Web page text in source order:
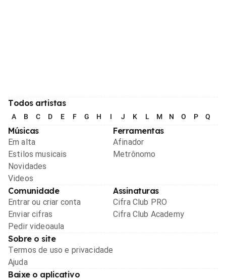
Todos artistas
A B C D E F G H I J K L M N O P Q
Músicas
Em alta
Estilos musicais
Novidades
Videos
Ferramentas
Afinador
Metrônomo
Comunidade
Entrar ou criar conta
Enviar cifras
Pedir videoaula
Assinaturas
Cifra Club PRO
Cifra Club Academy
Sobre o site
Termos de uso e privacidade
Ajuda
Baixe o aplicativo